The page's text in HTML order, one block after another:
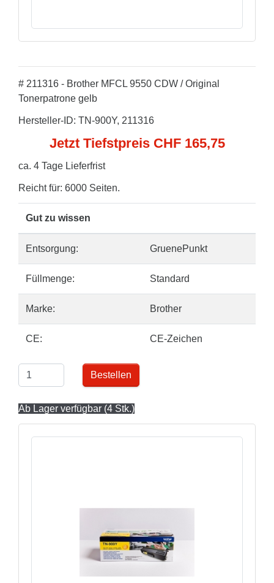
# 211316 - Brother MFCL 9550 CDW / Original
Tonerpatrone gelb
Hersteller-ID: TN-900Y, 211316
Jetzt Tiefstpreis CHF 165,75
ca. 4 Tage Lieferfrist
Reicht für: 6000 Seiten.
Gut zu wissen
Entsorgung: GruenePunkt
Füllmenge: Standard
Marke: Brother
CE: CE-Zeichen
Bestellen
Ab Lager verfügbar (4 Stk.)